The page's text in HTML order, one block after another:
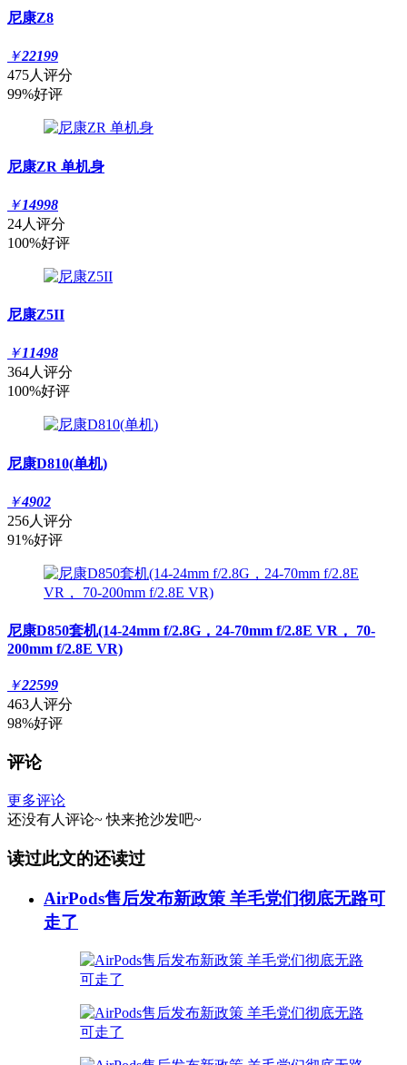
尼康Z8
￥22199
475人评分
99%好评
尼康ZR 单机身
￥14998
24人评分
100%好评
尼康Z5II
￥11498
364人评分
100%好评
尼康D810(单机)
￥4902
256人评分
91%好评
尼康D850套机(14-24mm f/2.8G，24-70mm f/2.8E VR， 70-
200mm f/2.8E VR)
￥22599
463人评分
98%好评
评论
更多评论
还没有人评论~ 快来抢沙发吧~
读过此文的还读过
AirPods售后发布新政策 羊毛党们彻底无路可
走了